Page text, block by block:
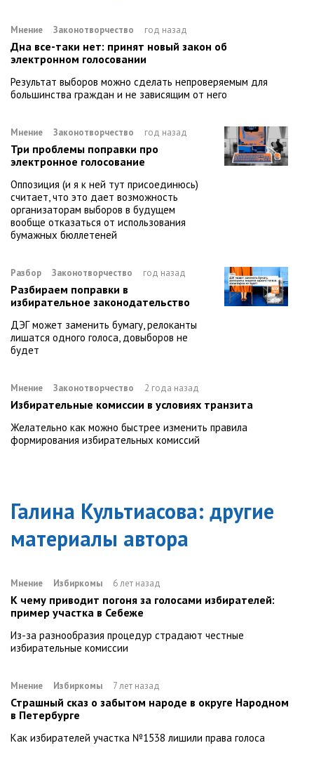
Мнение Законотворчество год назад
Дна все-таки нет: принят новый закон об
электронном голосовании
Результат выборов можно сделать непроверяемым для
большинства граждан и не зависящим от него
Мнение Законотворчество год назад
Три проблемы поправки про
электронное голосование
Оппозиция (и я к ней тут присоединюсь)
считает, что это дает возможность
организаторам выборов в будущем
вообще отказаться от использования
бумажных бюллетеней
Разбор Законотворчество год назад
Разбираем поправки в
избирательное законодательство
ДЭГ может заменить бумагу, релоканты
лишатся одного голоса, довыборов не
будет
Мнение Законотворчество 2 года назад
Избирательные комиссии в условиях транзита
Желательно как можно быстрее изменить правила
формирования избирательных комиссий
Галина Культиасова: другие
материалы автора
Мнение Избиркомы 6 лет назад
К чему приводит погоня за голосами избирателей:
пример участка в Себеже
Из-за разнообразия процедур страдают честные
избирательные комиссии
Мнение Избиркомы 7 лет назад
Страшный сказ о забытом народе в округе Народном
в Петербурге
Как избирателей участка №1538 лишили права голоса